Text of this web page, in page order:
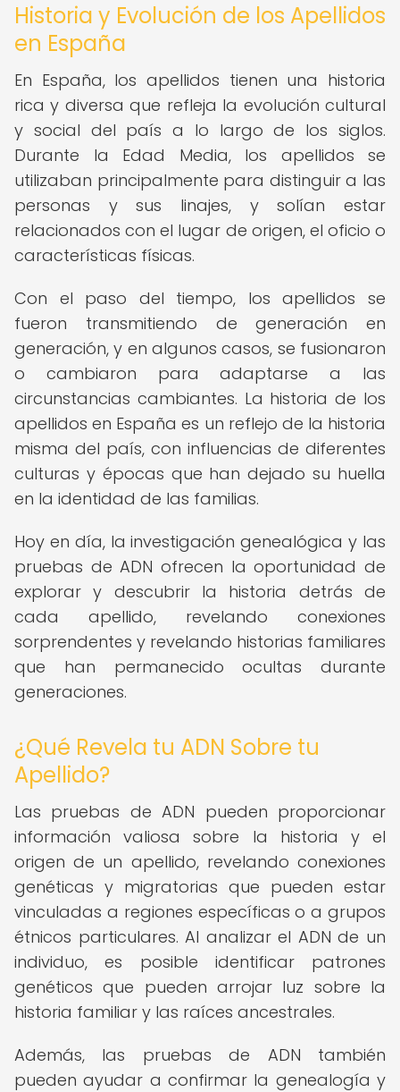
Historia y Evolución de los Apellidos
en España
En España, los apellidos tienen una historia
rica y diversa que refleja la evolución cultural
y social del país a lo largo de los siglos.
Durante la Edad Media, los apellidos se
utilizaban principalmente para distinguir a las
personas y sus linajes, y solían estar
relacionados con el lugar de origen, el oficio o
características físicas.
Con el paso del tiempo, los apellidos se
fueron transmitiendo de generación en
generación, y en algunos casos, se fusionaron
o cambiaron para adaptarse a las
circunstancias cambiantes. La historia de los
apellidos en España es un reflejo de la historia
misma del país, con influencias de diferentes
culturas y épocas que han dejado su huella
en la identidad de las familias.
Hoy en día, la investigación genealógica y las
pruebas de ADN ofrecen la oportunidad de
explorar y descubrir la historia detrás de
cada apellido, revelando conexiones
sorprendentes y revelando historias familiares
que han permanecido ocultas durante
generaciones.
¿Qué Revela tu ADN Sobre tu
Apellido?
Las pruebas de ADN pueden proporcionar
información valiosa sobre la historia y el
origen de un apellido, revelando conexiones
genéticas y migratorias que pueden estar
vinculadas a regiones específicas o a grupos
étnicos particulares. Al analizar el ADN de un
individuo, es posible identificar patrones
genéticos que pueden arrojar luz sobre la
historia familiar y las raíces ancestrales.
Además, las pruebas de ADN también
pueden ayudar a confirmar la genealogía y